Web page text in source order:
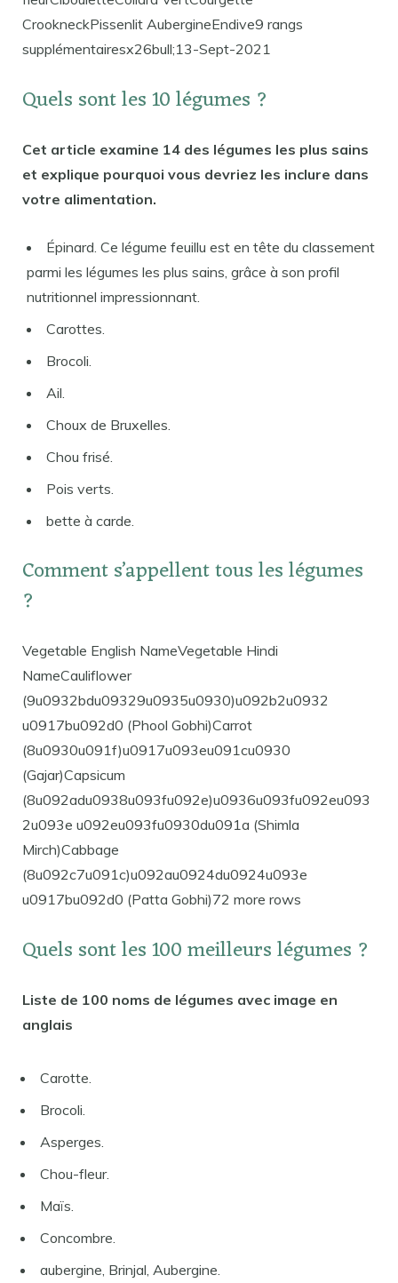
CrookneckPissenlit AubergineEndive9 rangs
supplémentairesx26bull;13-Sept-2021
Quels sont les 10 légumes ?
Cet article examine 14 des légumes les plus sains
et explique pourquoi vous devriez les inclure dans
votre alimentation.
Épinard. Ce légume feuillu est en tête du classement
parmi les légumes les plus sains, grâce à son profil
nutritionnel impressionnant.
Carottes.
Brocoli.
Ail.
Choux de Bruxelles.
Chou frisé.
Pois verts.
bette à carde.
Comment s’appellent tous les légumes
?
Vegetable English NameVegetable Hindi
NameCauliflower
(9u0932bdu09329u0935u0930)u092b2u0932
u0917bu092d0 (Phool Gobhi)Carrot
(8u0930u091f)u0917u093eu091cu0930
(Gajar)Capsicum
(8u092adu0938u093fu092e)u0936u093fu092eu093
2u093e u092eu093fu0930du091a (Shimla
Mirch)Cabbage
(8u092c7u091c)u092au0924du0924u093e
u0917bu092d0 (Patta Gobhi)72 more rows
Quels sont les 100 meilleurs légumes ?
Liste de 100 noms de légumes avec image en
anglais
Carotte.
Brocoli.
Asperges.
Chou-fleur.
Maïs.
Concombre.
aubergine, Brinjal, Aubergine.